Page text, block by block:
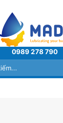
0989 278 790